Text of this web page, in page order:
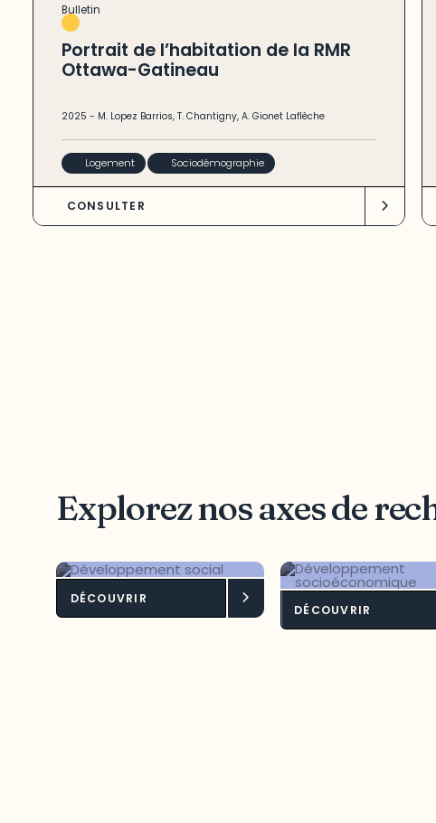
Bulletin
Portrait de l’habitation de la RMR
Ottawa-Gatineau
2025 - M. Lopez Barrios, T. Chantigny, A. Gionet Laflèche
Logement Sociodémographie
CONSULTER
Explorez nos axes de
Développement
social
DÉCOUVRIR
DÉCOUVRIR